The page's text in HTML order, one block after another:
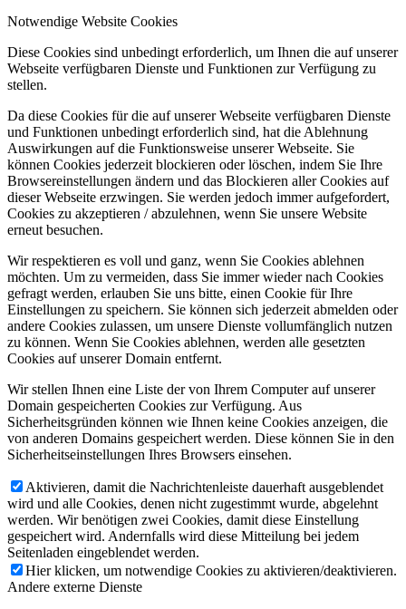
Notwendige Website Cookies
Diese Cookies sind unbedingt erforderlich, um Ihnen die auf unserer
Webseite verfügbaren Dienste und Funktionen zur Verfügung zu
stellen.
Da diese Cookies für die auf unserer Webseite verfügbaren Dienste
und Funktionen unbedingt erforderlich sind, hat die Ablehnung
Auswirkungen auf die Funktionsweise unserer Webseite. Sie
können Cookies jederzeit blockieren oder löschen, indem Sie Ihre
Browsereinstellungen ändern und das Blockieren aller Cookies auf
dieser Webseite erzwingen. Sie werden jedoch immer aufgefordert,
Cookies zu akzeptieren / abzulehnen, wenn Sie unsere Website
erneut besuchen.
Wir respektieren es voll und ganz, wenn Sie Cookies ablehnen
möchten. Um zu vermeiden, dass Sie immer wieder nach Cookies
gefragt werden, erlauben Sie uns bitte, einen Cookie für Ihre
Einstellungen zu speichern. Sie können sich jederzeit abmelden oder
andere Cookies zulassen, um unsere Dienste vollumfänglich nutzen
zu können. Wenn Sie Cookies ablehnen, werden alle gesetzten
Cookies auf unserer Domain entfernt.
Wir stellen Ihnen eine Liste der von Ihrem Computer auf unserer
Domain gespeicherten Cookies zur Verfügung. Aus
Sicherheitsgründen können wie Ihnen keine Cookies anzeigen, die
von anderen Domains gespeichert werden. Diese können Sie in den
Sicherheitseinstellungen Ihres Browsers einsehen.
Aktivieren, damit die Nachrichtenleiste dauerhaft ausgeblendet
wird und alle Cookies, denen nicht zugestimmt wurde, abgelehnt
werden. Wir benötigen zwei Cookies, damit diese Einstellung
gespeichert wird. Andernfalls wird diese Mitteilung bei jedem
Seitenladen eingeblendet werden.
Hier klicken, um notwendige Cookies zu aktivieren/deaktivieren.
Andere externe Dienste